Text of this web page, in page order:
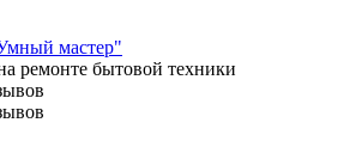
мастер"
ремонте бытовой техники